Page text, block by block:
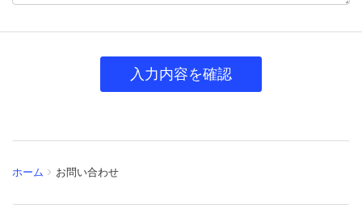
ホーム お問い合わせ